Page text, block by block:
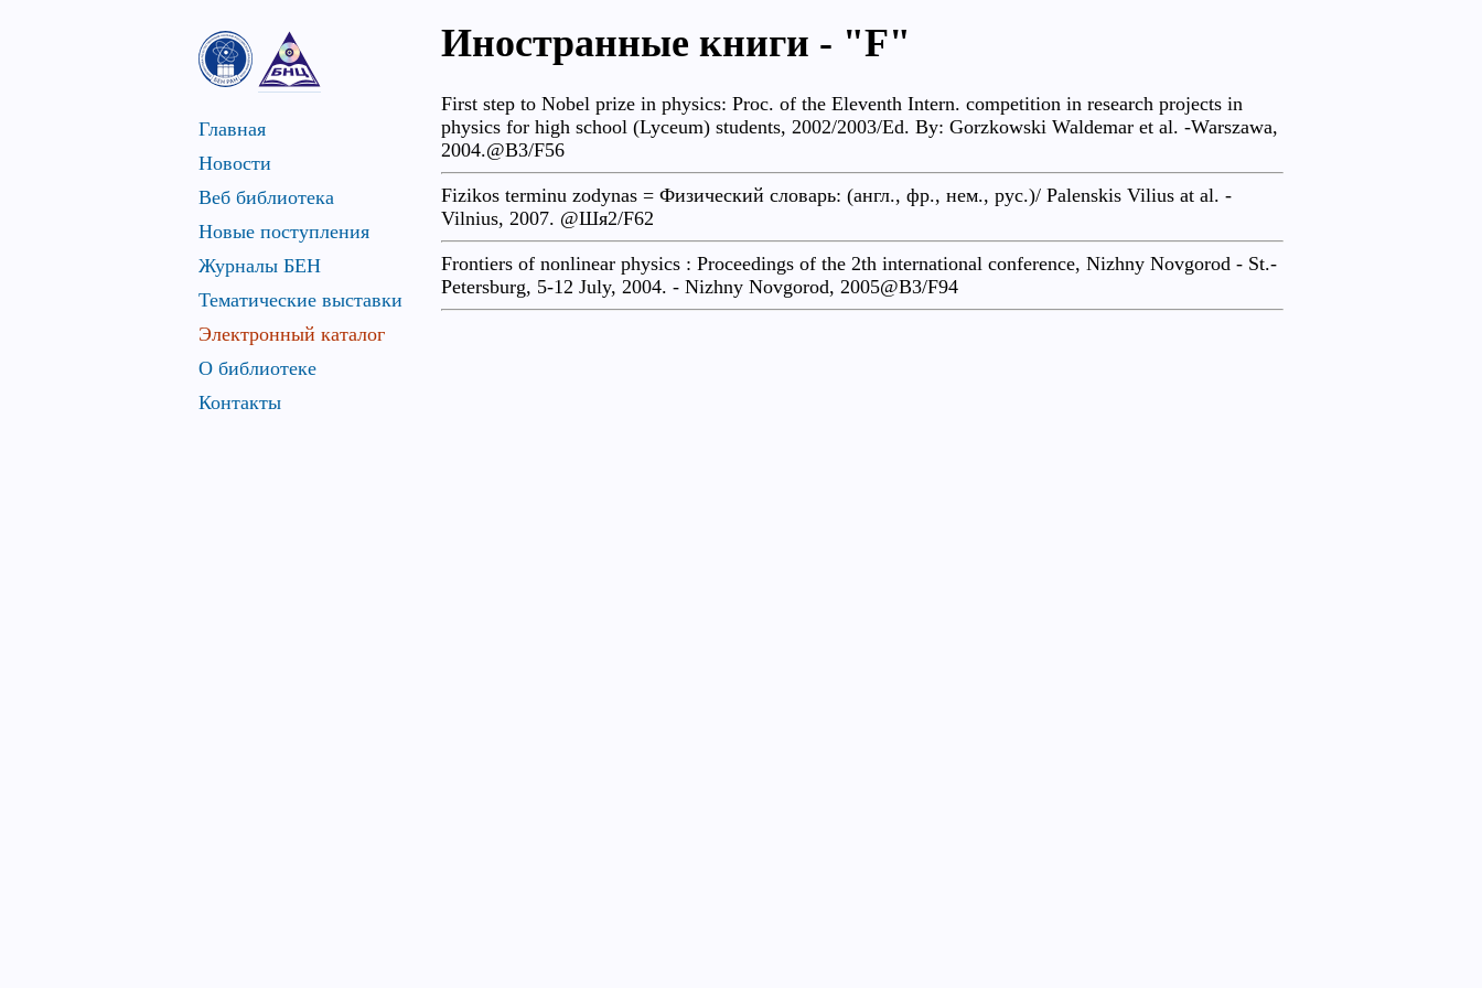
Главная
Новости
Веб библиотека
Новые поступления
Журналы БЕН
Тематические выставки
Электронный каталог
О библиотеке
Контакты
Иностранные книги - "F"
First step to Nobel prize in physics: Proc. of the Eleventh Intern. competition in research projects in
physics for high school (Lyceum) students, 2002/2003/Ed. By: Gorzkowski Waldemar et al. -Warszawa,
2004.@B3/F56
Fizikos terminu zodynas = Физический словарь: (англ., фр., нем., рус.)/ Palenskis Vilius at al. -
Vilnius, 2007. @Шя2/F62
Frontiers of nonlinear physics : Proceedings of the 2th international conference, Nizhny Novgorod - St.-
Petersburg, 5-12 July, 2004. - Nizhny Novgorod, 2005@В3/F94